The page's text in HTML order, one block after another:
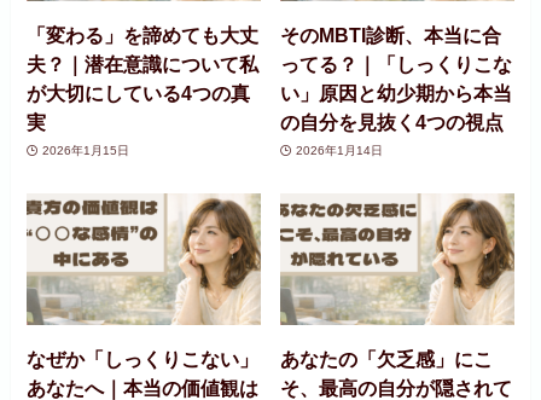
「変わる」を諦めても大丈
夫？｜潜在意識について私
が大切にしている4つの真
実
2026年1月15日
そのMBTI診断、本当に合
ってる？｜「しっくりこな
い」原因と幼少期から本当
の自分を見抜く4つの視点
2026年1月14日
なぜか「しっくりこない」
あなたへ｜本当の価値観は
あなたの「欠乏感」にこ
そ、最高の自分が隠されて